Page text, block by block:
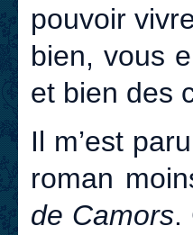
pouvoir
bien, vous
et bien des
Il m’est
roman
de Camors.